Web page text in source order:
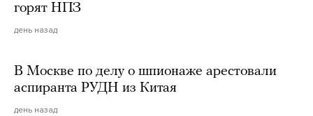
горят НПЗ
день назад
В Москве по делу о шпионаже арестовали
аспиранта РУДН из Китая
день назад